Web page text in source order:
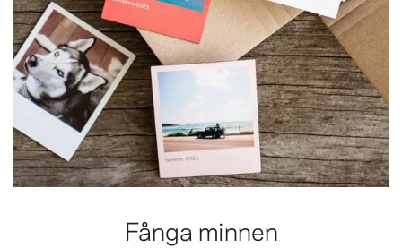
Fånga minnen